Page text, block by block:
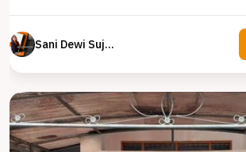
Sani Dewi Sujono